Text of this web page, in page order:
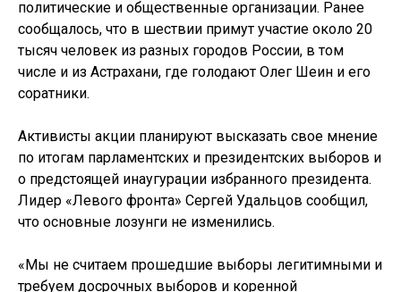
политические и общественные организации. Ранее
сообщалось, что в шествии примут участие около 20
тысяч человек из разных городов России, в том
числе и из Астрахани, где голодают Олег Шеин и его
соратники.
Активисты акции планируют высказать свое мнение
по итогам парламентских и президентских выборов и
о предстоящей инаугурации избранного президента.
Лидер «Левого фронта» Сергей Удальцов сообщил,
что основные лозунги не изменились.
«Мы не считаем прошедшие выборы легитимными и
требуем досрочных выборов и коренной